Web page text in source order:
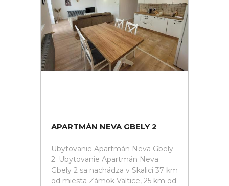
APARTMÁN NEVA GBELY 2
Ubytovanie Apartmán Neva Gbely
2. Ubytovanie Apartmán Neva
Gbely 2 sa nachádza v Skalici 37 km
od miesta Zámok Valtice, 25 km od